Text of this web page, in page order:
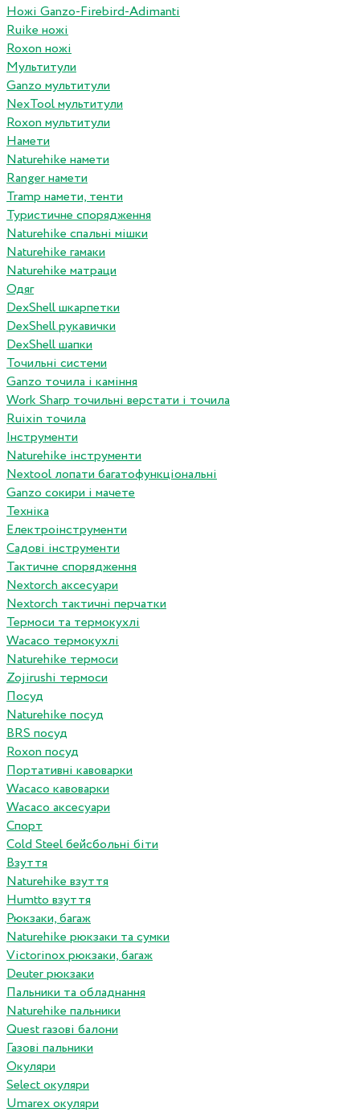
Ножі Ganzo-Firebird-Adimanti
Ruike ножі
Roxon ножi
Мультитули
Ganzo мультитули
NexTool мультитули
Roxon мультитули
Намети
Naturehike намети
Ranger намети
Tramp намети, тенти
Туристичне спорядження
Naturehike спальні мішки
Naturehike гамаки
Naturehike матраци
Одяг
DexShell шкарпетки
DexShell рукавички
DexShell шапки
Точильні системи
Ganzo точила і каміння
Work Sharp точильні верстати і точила
Ruixin точила
Інструменти
Naturehike інструменти
Nextool лопати багатофункціональні
Ganzo сокири і мачете
Техніка
Електроінструменти
Садові інструменти
Тактичне спорядження
Nextorch аксесуари
Nextorch тактичні перчатки
Термоси та термокухлі
Wacaco термокухлі
Naturehike термоси
Zojirushi термоси
Посуд
Naturehike посуд
BRS посуд
Roxon посуд
Портативні кавоварки
Wacaco кавоварки
Wacaco аксесуари
Спорт
Cold Steel бейсбольні біти
Взуття
Naturehike взуття
Humtto взуття
Рюкзаки, багаж
Naturehike рюкзаки та сумки
Victorinox рюкзаки, багаж
Deuter рюкзаки
Пальники та обладнання
Naturehike пальники
Quest газові балони
Газові пальники
Окуляри
Select окуляри
Umarex окуляри